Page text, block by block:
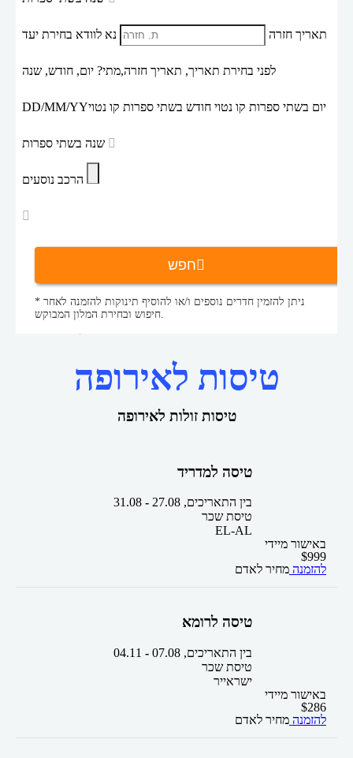
תאריך חזרה נא לוודא בחירת יעד
לפני בחירת תאריך, תאריך חזרה,מתי? יום, חודש, שנה
DD/MM/YYיום בשתי ספרות קו נטוי חודש בשתי ספרות קו נטוי
הרכב נוסעים
חפש
* ניתן להזמין חדרים נוספים ו/או להוסיף תינוקות להזמנה לאחר
חיפוש ובחירת המלון המבוקש.
טיסות לאירופה
טיסות זולות לאירופה
טיסה למדריד
בין התאריכים, -
31.08
טיסת שכר
EL-AL
באישור מיידי
$999
להזמנה מחיר לאדם
טיסה לרומא
בין התאריכים, -
04.11
טיסת שכר
ישראייר
באישור מיידי
$286
להזמנה מחיר לאדם